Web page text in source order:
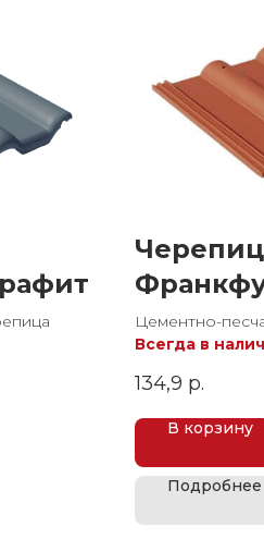
Красный
Цементно-
Всегда в
134,9 р.
В корзину
Подробнее